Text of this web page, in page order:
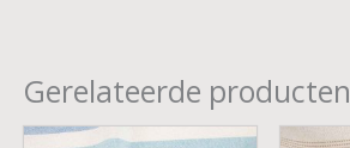
Gerelateerde producten